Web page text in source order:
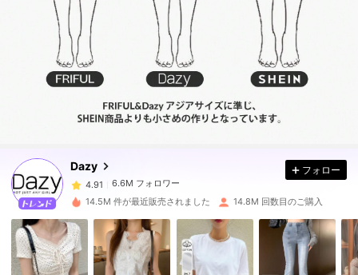
Dazy
4.91 6.6M フォロワー
4.91 6.6M フォロワー
4.91 6.6M フォロワー
フォロー
14.5M 件が最近販売されました 14.8M 回数目のご購入